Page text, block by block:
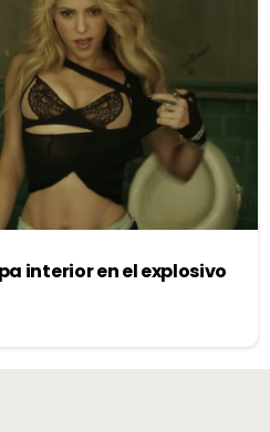
interior en el explosivo